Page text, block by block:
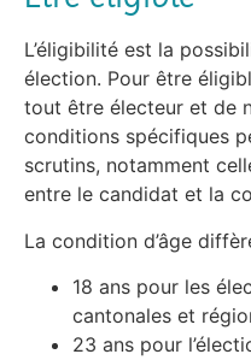
L’éligibilité est la
élection. Pour être
tout être électeur et de
conditions spécifiques
scrutins, notamment
entre le candidat et la
La condition d’âge
18 ans pour les
cantonales et
23 ans pour